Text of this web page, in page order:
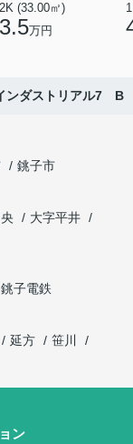
2K (33.00㎡)
3.5万円
ンダストリアル7 B
銚子市
大字平井
銚子電鉄
延方
笹川
ン